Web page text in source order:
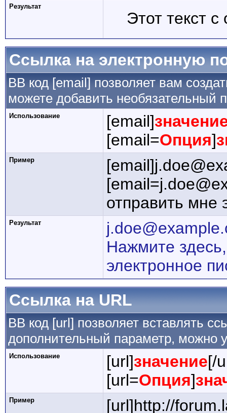
Результат
Этот текст с
Ссылка на электронную
BB код [email] позволяет вам
можете добавить необязательный
Использование [email]
[email=Опция]
Пример
отправить мне
Результат
Нажмите
электронное
Ссылка на URL
BB код [url] позволяет вставлять
дополнительный параметр, можно
Использование [url]значение[/
[url=Опция]
Пример
[url]http://